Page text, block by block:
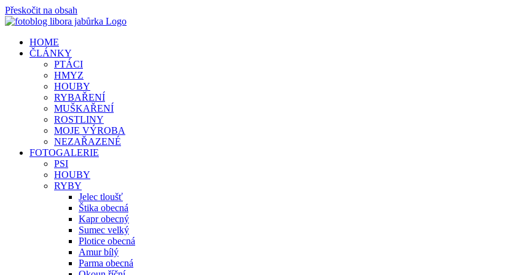
Přeskočit na obsah
HOME
ČLÁNKY
PTÁCI
HMYZ
HOUBY
RYBAŘENÍ
MUŠKAŘENÍ
ROSTLINY
MOJE VÝROBA
NEZAŘAZENÉ
FOTOGALERIE
PSI
HOUBY
RYBY
Jelec tloušť
Štika obecná
Kapr obecný
Sumec velký
Plotice obecná
Amur bílý
Parma obecná